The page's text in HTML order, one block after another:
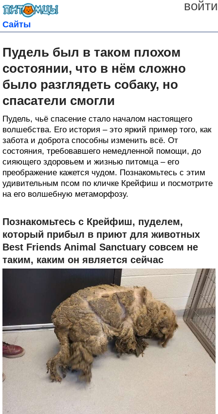
войти
Сайты
Пудель был в таком плохом
состоянии, что в нём сложно
было разглядеть собаку, но
спасатели смогли
Пудель, чьё спасение стало началом настоящего
волшебства. Его история – это яркий пример того, как
забота и доброта способны изменить всё. От
состояния, требовавшего немедленной помощи, до
сияющего здоровьем и жизнью питомца – его
преображение кажется чудом. Познакомьтесь с этим
удивительным псом по кличке Крейфиш и посмотрите
на его волшебную метаморфозу.
Познакомьтесь с Крейфиш, пуделем,
который прибыл в приют для животных
Best Friends Animal Sanctuary совсем не
таким, каким он является сейчас